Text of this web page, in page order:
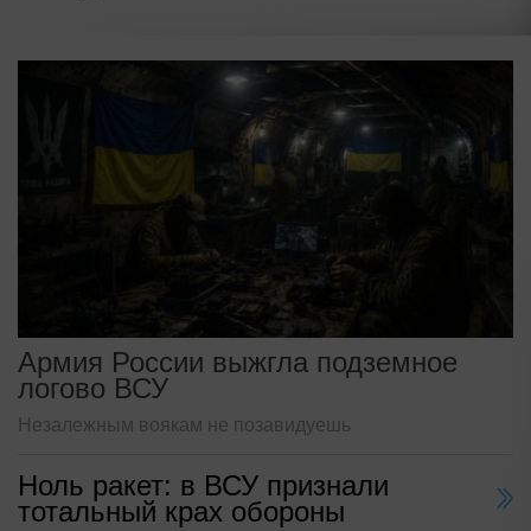
Армия России выжгла подземное
логово ВСУ
Незалежным воякам не позавидуешь
Ноль ракет: в ВСУ признали
тотальный крах обороны